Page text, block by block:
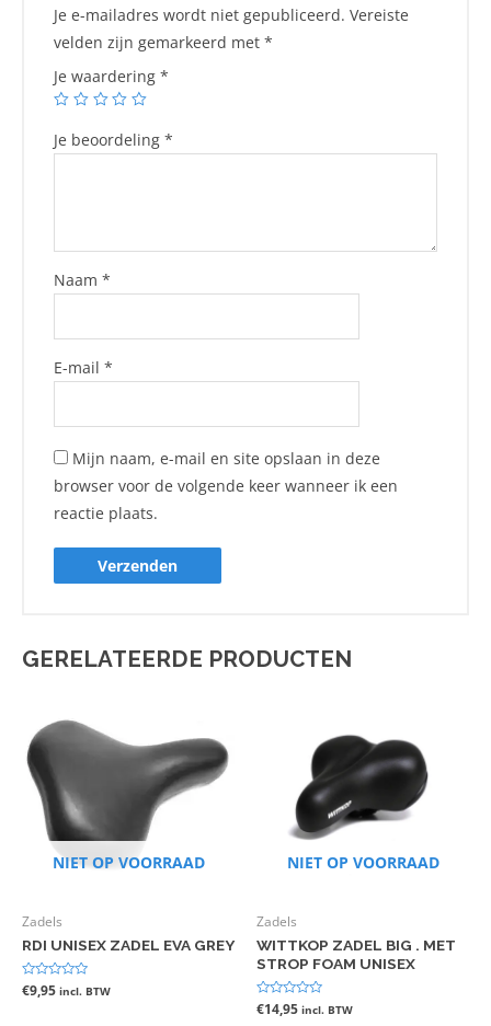
Je e-mailadres wordt niet gepubliceerd. Vereiste
velden zijn gemarkeerd met*
Je waardering*
Je beoordeling*
Naam*
E-mail*
Mijn naam, e-mail en site opslaan in deze
browser voor de volgende keer wanneer ik een
reactie plaats.
GERELATEERDE PRODUCTEN
NIET OP VOORRAAD
Zadels
RDI UNISEX ZADEL EVA GREY
Gewaardeerd
0
€9,95 incl. BTW
NIET OP VOORRAAD
Zadels
WITTKOP ZADEL BIG . MET
STROP FOAM UNISEX
Gewaardeerd
0
€14,95 incl. BTW